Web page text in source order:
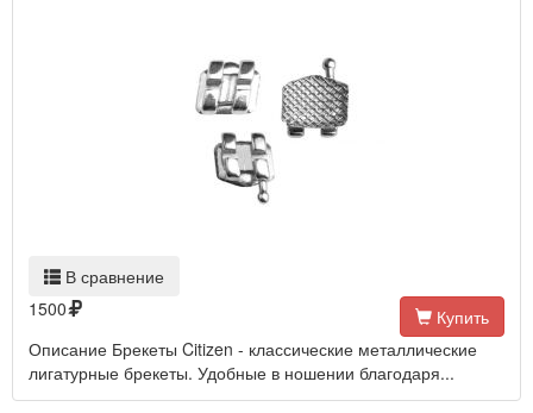
В сравнение
1500
Купить
Описание Брекеты Citizen - классические металлические
лигатурные брекеты. Удобные в ношении благодаря...